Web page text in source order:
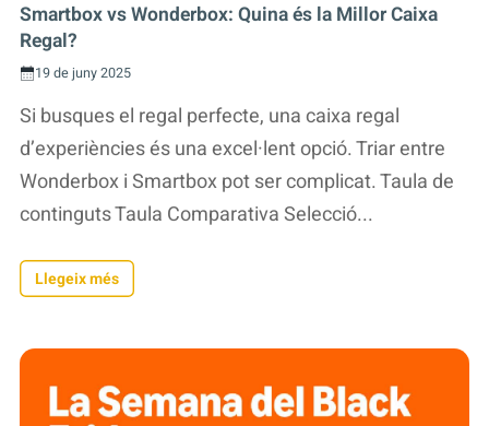
Smartbox vs Wonderbox: Quina és la Millor Caixa
Regal?
19 de juny 2025
Si busques el regal perfecte, una caixa regal
d’experiències és una excel·lent opció. Triar entre
Wonderbox i Smartbox pot ser complicat. Taula de
continguts Taula Comparativa Selecció...
Llegeix més